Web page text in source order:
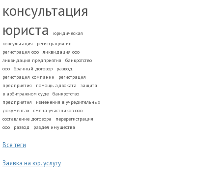
консультация
юриста
юридическая
консультация
регистрация ип
регистрация ооо
ликвидация ооо
ликвидация предприятия
банкротство
ооо
брачный договор
развод.
регистрация компании
регистрация
предприятия
помощь адвоката
защита
в арбитражном суде
банкротство
предприятия
изменения в учредительных
документах
смена участников ооо
составление договора
перерегистрация
ооо
развод раздел имущества
Все теги
Заявка на юр. услугу